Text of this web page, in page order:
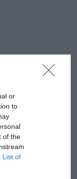
or
to
of the
List of